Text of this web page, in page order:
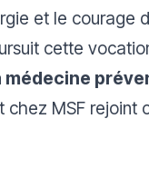
et le courage
cette
médecine
chez MSF rejoint